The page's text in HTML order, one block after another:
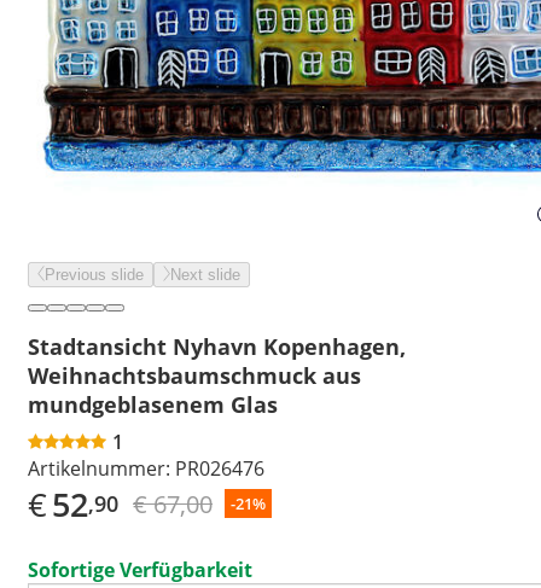
Previous slide Next slide
Stadtansicht Nyhavn Kopenhagen,
Weihnachtsbaumschmuck aus
mundgeblasenem Glas
1
Artikelnummer: PR026476
€52,90 € 67,00 -21%
Sofortige Verfügbarkeit